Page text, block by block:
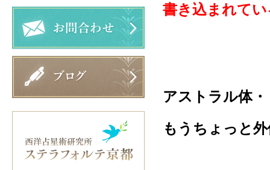
書き込まれて
アストラル体
もうちょっと